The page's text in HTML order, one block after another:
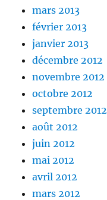
mars 2013
février 2013
janvier 2013
décembre 2012
novembre 2012
octobre 2012
septembre 2012
août 2012
juin 2012
mai 2012
avril 2012
mars 2012